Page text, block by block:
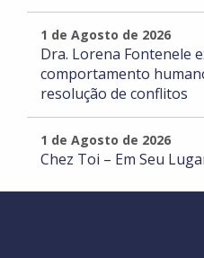
1 de Agosto de 2026
Dra. Lorena Fontenele
comportamento
resolução de conflitos
1 de Agosto de 2026
Chez Toi – Em Seu